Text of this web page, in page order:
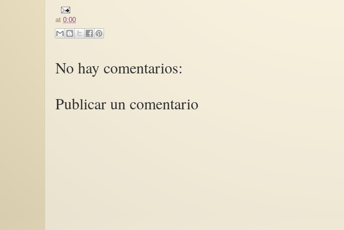
at0:00
No hay comentarios:
Publicar un comentario